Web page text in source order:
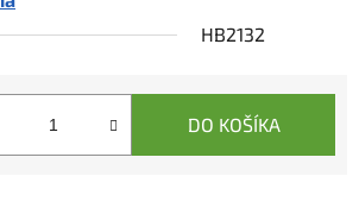
HB2132
DO KOŠÍKA